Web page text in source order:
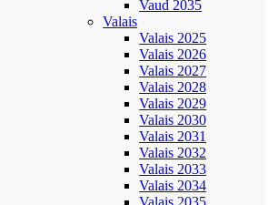
Vaud 2035
Valais
Valais 2025
Valais 2026
Valais 2027
Valais 2028
Valais 2029
Valais 2030
Valais 2031
Valais 2032
Valais 2033
Valais 2034
Valais 2035